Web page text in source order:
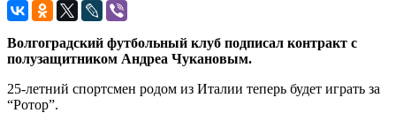
Волгоградский футбольный клуб подписал контракт с
полузащитником Андреа Чукановым.
25-летний спортсмен родом из Италии теперь будет играть за
“Ротор”.